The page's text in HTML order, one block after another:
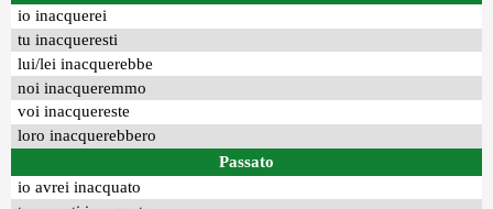
io inacquerei
tu inacqueresti
lui/lei inacquerebbe
noi inacqueremmo
voi inacquereste
loro inacquerebbero
Passato
io avrei inacquato